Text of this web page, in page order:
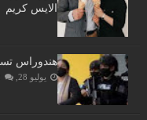
الايس كريم
هندوراس
يوليو 28, 2022